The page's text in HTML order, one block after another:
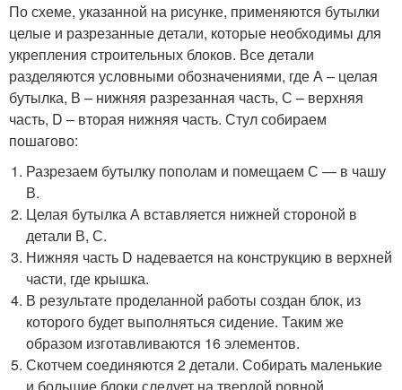
По схеме, указанной на рисунке, применяются бутылки
целые и разрезанные детали, которые необходимы для
укрепления строительных блоков. Все детали
разделяются условными обозначениями, где А – целая
бутылка, В – нижняя разрезанная часть, С – верхняя
часть, D – вторая нижняя часть. Стул собираем
пошагово:
Разрезаем бутылку пополам и помещаем С — в чашу
В.
Целая бутылка А вставляется нижней стороной в
детали В, С.
Нижняя часть D надевается на конструкцию в верхней
части, где крышка.
В результате проделанной работы создан блок, из
которого будет выполняться сидение. Таким же
образом изготавливаются 16 элементов.
Скотчем соединяются 2 детали. Собирать маленькие